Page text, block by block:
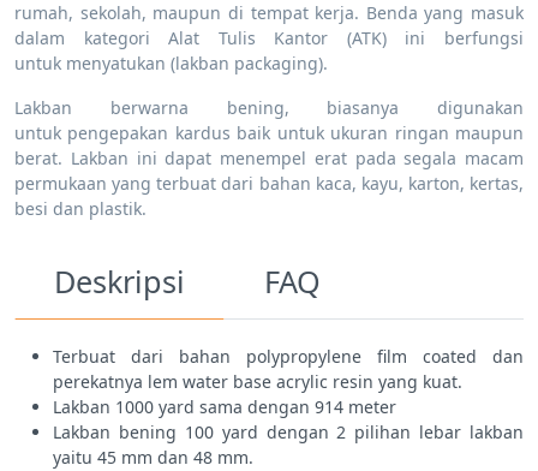
rumah, sekolah, maupun di tempat kerja. Benda yang masuk
dalam kategori Alat Tulis Kantor (ATK) ini berfungsi
untuk menyatukan (lakban packaging).
Lakban berwarna bening, biasanya digunakan
untuk pengepakan kardus baik untuk ukuran ringan maupun
berat. Lakban ini dapat menempel erat pada segala macam
permukaan yang terbuat dari bahan kaca, kayu, karton, kertas,
besi dan plastik.
Deskripsi FAQ
Terbuat dari bahan polypropylene film coated dan
perekatnya lem water base acrylic resin yang kuat.
Lakban 1000 yard sama dengan 914 meter
Lakban bening 100 yard dengan 2 pilihan lebar lakban
yaitu 45 mm dan 48 mm.